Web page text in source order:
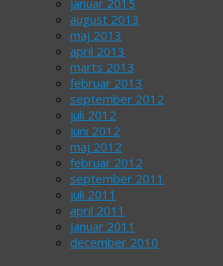
januar 2015
august 2013
maj 2013
april 2013
marts 2013
februar 2013
september 2012
juli 2012
juni 2012
maj 2012
februar 2012
september 2011
juli 2011
april 2011
januar 2011
december 2010